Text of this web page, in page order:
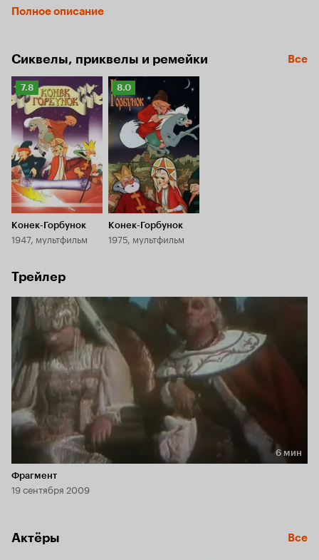
красу. А чтобы заполучить ее, послал за ней Иванушку,
крестьянского сына… А если не выполнит Иван царского
Полное описание
Сиквелы, приквелы и ремейки Все
Рейтинг
Кинопоиска
7.8
7.8
Конек-Горбунок
1947, мультфильм
Рейтинг
Кинопоиска
8.0
Конек-Горбунок
1975, мультфильм
Трейлер
Длительность 6 мин
6 мин
Фрагмент
19 сентября 2009
Актёры Все